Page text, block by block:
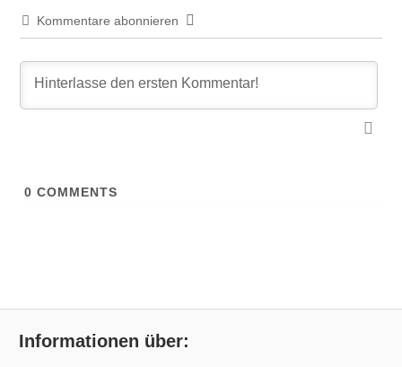
Kommentare abonnieren
0 COMMENTS
Informationen über: